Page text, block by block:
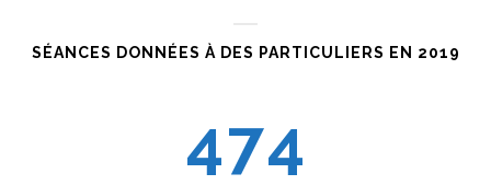
SÉANCES DONNÉES À DES PARTICULIERS EN 2019
3
4
6
7
3
4